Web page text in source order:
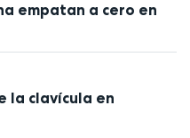
empatan a cero en
la clavícula en